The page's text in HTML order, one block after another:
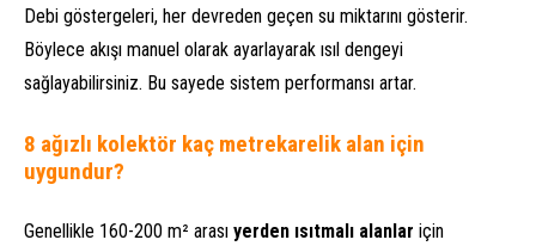
Debi göstergeleri, her devreden geçen su miktarını gösterir.
Böylece akışı manuel olarak ayarlayarak ısıl dengeyi
sağlayabilirsiniz. Bu sayede sistem performansı artar.
8 ağızlı kolektör kaç metrekarelik alan için
uygundur?
Genellikle 160-200 m² arası yerden ısıtmalı alanlar için